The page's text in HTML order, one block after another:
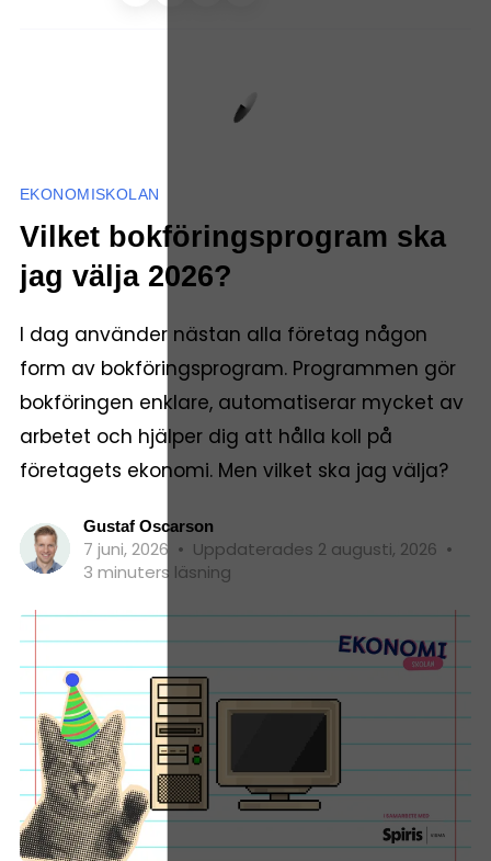
EKONOMISKOLAN
Vilket bokföringsprogram ska
jag välja 2026?
I dag använder nästan alla företag någon
form av bokföringsprogram. Programmen gör
bokföringen enklare, automatiserar mycket av
arbetet och hjälper dig att hålla koll på
företagets ekonomi. Men vilket ska jag välja?
Gustaf Oscarson
7 juni, 2026 • Uppdaterades 2 augusti, 2026 •
3 minuters läsning